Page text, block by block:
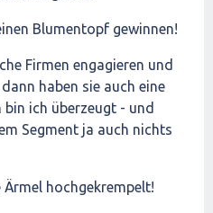
Blumentopf gewinnen!
Firmen engagieren und
haben sie auch eine
ich überzeugt - und
Segment ja auch nichts
hochgekrempelt!